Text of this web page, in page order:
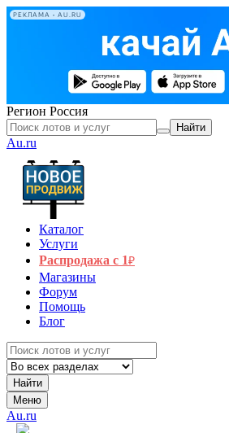
РЕКЛАМА • AU.RU
Регион Россия
Найти
Au.ru
Каталог
Услуги
Распродажа с 1₽
Магазины
Форум
Помощь
Блог
Найти
Меню
Au.ru